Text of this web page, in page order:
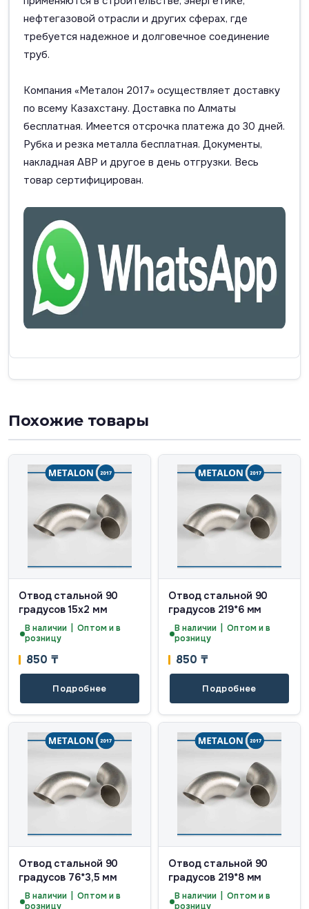
нефтегазовой отрасли и других сферах, где
требуется надежное и долговечное соединение
труб.
Компания «Металон 2017» осуществляет доставку
по всему Казахстану. Доставка по Алматы
бесплатная. Имеется отсрочка платежа до 30 дней.
Рубка и резка металла бесплатная. Документы,
накладная АВР и другое в день отгрузки. Весь
товар сертифицирован.
Похожие товары
Отвод стальной 90
градусов 15х2 мм
В наличии | Оптом и в
розницу
850 ₸
Подробнее
Отвод стальной 90
градусов 219*6 мм
В наличии | Оптом и в
розницу
850 ₸
Подробнее
Отвод стальной 90
градусов 76*3,5 мм
В наличии | Оптом и в
розницу
Отвод стальной 90
градусов 219*8 мм
В наличии | Оптом и в
розницу